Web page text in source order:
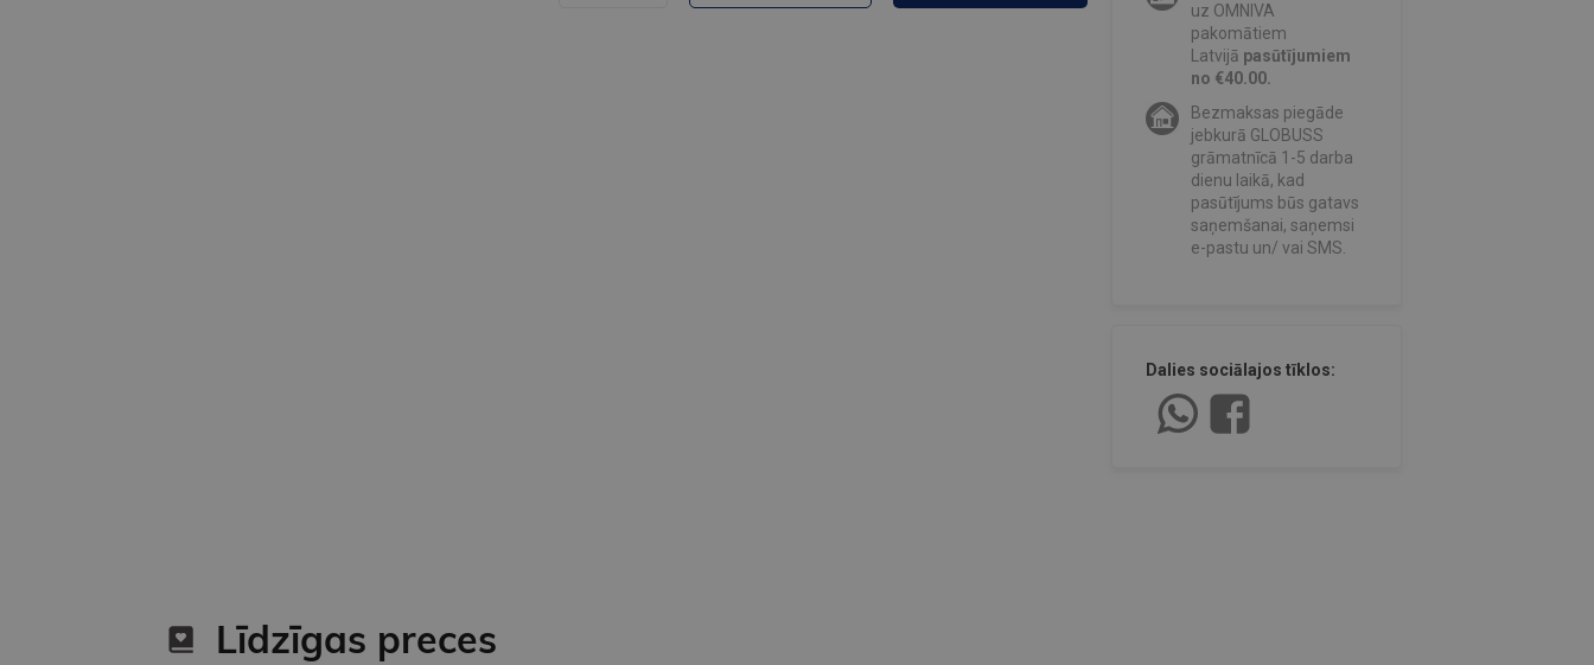
uz OMNIVA
pakomātiem
Latvijā pasūtījumiem
no €40.00.
Bezmaksas piegāde
jebkurā GLOBUSS
grāmatnīcā 1-5 darba
dienu laikā, kad
pasūtījums būs gatavs
saņemšanai, saņemsi
e-pastu un/ vai SMS.
Dalies sociālajos tīklos:
Līdzīgas preces